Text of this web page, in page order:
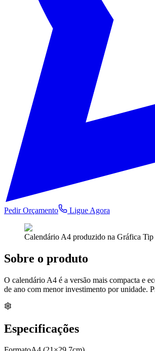
Pedir Orçamento Ligue Agora
Calendário A4 produzido na Gráfica
Sobre o produto
O calendário A4 é a versão mais compacta e
de ano com menor investimento por unidade.
Especificações